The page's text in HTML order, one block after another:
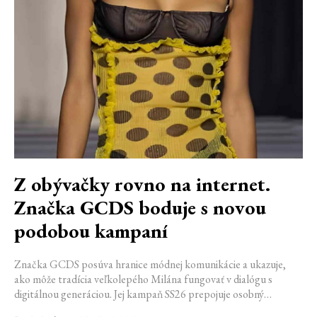
Z obývačky rovno na internet.
Značka GCDS boduje s novou
podobou kampaní
Značka GCDS posúva hranice módnej komunikácie a ukazuje,
ako môže tradícia veľkolepého Milána fungovať v dialógu s
digitálnou generáciou. Jej kampaň SS26 prepojuje osobný